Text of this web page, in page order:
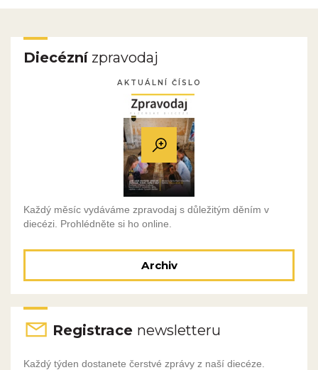
Diecéznízpravodaj
AKTUÁLNÍ ČÍSLO
Každý měsíc vydáváme zpravodaj s důležitým děním v
diecézi. Prohlédněte si ho online.
Archiv
Registrace newsletteru
Každý týden dostanete čerstvé zprávy z naší diecéze.